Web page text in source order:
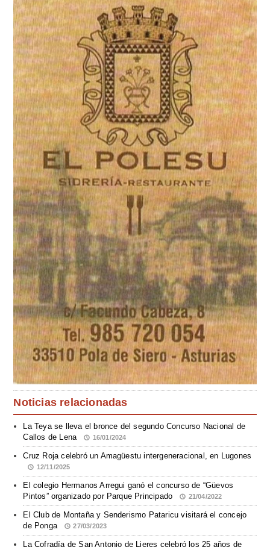
Noticias relacionadas
La Teya se lleva el bronce del segundo Concurso Nacional de
Callos de Lena
16/01/2024
Cruz Roja celebró un Amagüestu intergeneracional, en Lugones
12/11/2025
El colegio Hermanos Arregui ganó el concurso de “Güevos
Pintos” organizado por Parque Principado
21/04/2022
El Club de Montaña y Senderismo Pataricu visitará el concejo
de Ponga
27/03/2023
La Cofradía de San Antonio de Lieres celebró los 25 años de